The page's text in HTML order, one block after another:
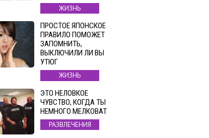
ЖИЗНЬ
ПРОСТОЕ ЯПОНСКОЕ
ПРАВИЛО ПОМОЖЕТ
ЗАПОМНИТЬ,
ВЫКЛЮЧИЛИ ЛИ ВЫ
УТЮГ
ЖИЗНЬ
ЭТО НЕЛОВКОЕ
ЧУВСТВО, КОГДА ТЫ
НЕМНОГО МЕЛКОВАТ
РАЗВЛЕЧЕНИЯ